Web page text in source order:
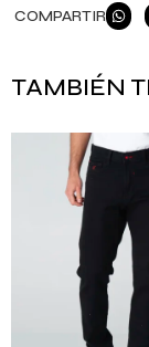
COMPARTIR
TAMBIÉN